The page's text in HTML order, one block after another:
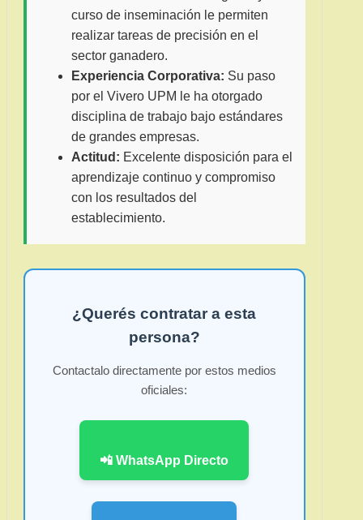
curso de inseminación le permiten
realizar tareas de precisión en el
sector ganadero.
Experiencia Corporativa: Su paso
por el Vivero UPM le ha otorgado
disciplina de trabajo bajo estándares
de grandes empresas.
Actitud: Excelente disposición para el
aprendizaje continuo y compromiso
con los resultados del
establecimiento.
¿Querés contratar a esta
persona?
Contactalo directamente por estos medios
oficiales:
📲 WhatsApp Directo